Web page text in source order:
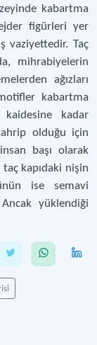
kabartma
figürleri yer
vaziyettedir. Taç
mihrabiyelerin
ağızları
kabartma
kaidesine kadar
tahrip olduğu için
başı olarak
kapıdaki nişin
ise semavi
yüklendiği